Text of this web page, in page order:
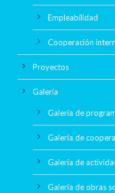
Empleabilidad
Cooperación
Proyectos
Galería
Galería de
Galería de
Galería de
Galería de obras